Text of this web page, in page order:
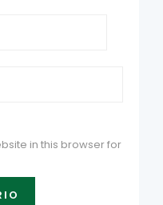
in this browser for